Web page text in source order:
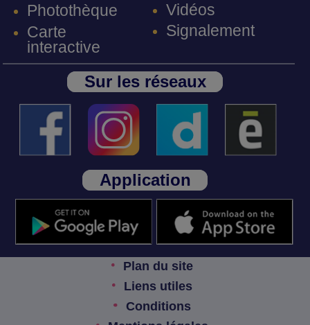
Photothèque
Carte
interactive
Vidéos
Signalement
Sur les réseaux
Application
Plan du site
Liens utiles
Conditions